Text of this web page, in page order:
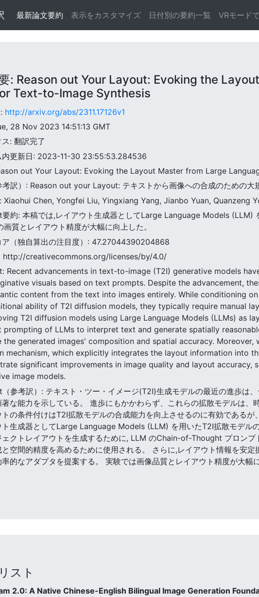
最新論文要約 表示をカスタマイズ 日付別の要約一覧 VRモード
: Reason out Your Layout: Evoking the
Text-to-Image Synthesis
http://arxiv.org/abs/2311.17126v1
28 Nov 2023 14:51:13 GMT
: 翻訳完了
内更新日: 2023-11-30 23:55:53.284536
out Your Layout: Evoking the Layout Master from Large
訳）: Reason out your Layout: テキストから画像への合成のための
Xiaohui Chen, Yongfei Liu, Yingxiang Yang, Jianbo Yuan, Quanzeng
約: 本稿では,レイアウト生成器としてLarge Language Models (LLM)
画質とレイアウト精度が大幅に向上した。
ア（独自算出の注目度）: 47.27044390204868
http://creativecommons.org/licenses/by/4.0/
Recent advancements in text-to-image (T2I) generative models
visuals based on text prompts. Despite the advancement,
content from the text into images entirely. While conditioning
ability of T2I diffusion models, they typically require manual
T2I diffusion models using Large Language Models (LLMs) as
prompting of LLMs to interpret text and generate spatially
the generated images' composition and spatial accuracy.
mechanism, which explicitly integrates the layout information into
significant improvements in image quality and layout accuracy,
image models.
参考訳）: テキスト・ツー・イメージ(T2I)生成モデルの最近の進歩は
な能力を示している。 進歩にもかかわらず、これらの拡散モデルは、
トの条件付けはT2I拡散モデルの合成能力を向上させるのに有効である
ト生成器としてLarge Language Models (LLM) を用いたT2I拡散モデル
ェクトレイアウトを生成するために, LLM のChain-of-Thought プロン
空間的精度を高めるために使用される。 さらに,レイアウト情報を安
的なアダプタを提案する。 実験では画像品質とレイアウト精度が大
スト
2.0: A Native Chinese-English Bilingual Image Generation